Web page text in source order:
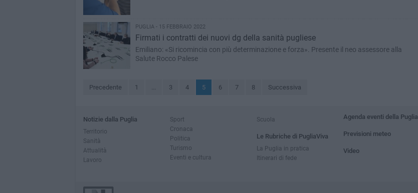
PUGLIA - 15 FEBBRAIO 2022
Firmati i contratti dei nuovi dg della sanità pugliese
Emiliano: «Si ricomincia con più determinazione e forza». Presente il neo assessore alla
Salute Rocco Palese
Precedente 1 ... 3 4 5 6 7 8 Successiva
Notizie dalla Puglia
Territorio
Sanità
Attualità
Lavoro
Sport
Cronaca
Politica
Turismo
Eventi e cultura
Scuola
Le Rubriche di PugliaViva
La Puglia in pratica
Itinerari di fede
Agenda eventi della Puglia
Previsioni meteo
Video